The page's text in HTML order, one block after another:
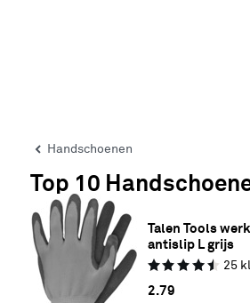
Handschoenen
Top 10
Talen Tools
antislip L grijs
25
2.79